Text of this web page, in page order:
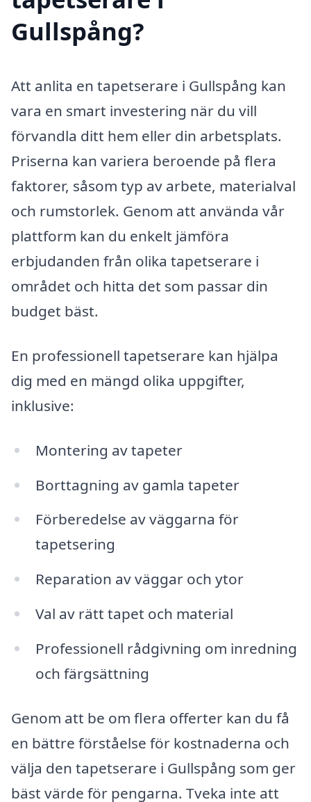
Gullspång?
Att anlita en tapetserare i Gullspång kan
vara en smart investering när du vill
förvandla ditt hem eller din arbetsplats.
Priserna kan variera beroende på flera
faktorer, såsom typ av arbete, materialval
och rumstorlek. Genom att använda vår
plattform kan du enkelt jämföra
erbjudanden från olika tapetserare i
området och hitta det som passar din
budget bäst.
En professionell tapetserare kan hjälpa
dig med en mängd olika uppgifter,
inklusive:
Montering av tapeter
Borttagning av gamla tapeter
Förberedelse av väggarna för
tapetsering
Reparation av väggar och ytor
Val av rätt tapet och material
Professionell rådgivning om inredning
och färgsättning
Genom att be om flera offerter kan du få
en bättre förståelse för kostnaderna och
välja den tapetserare i Gullspång som ger
bäst värde för pengarna. Tveka inte att